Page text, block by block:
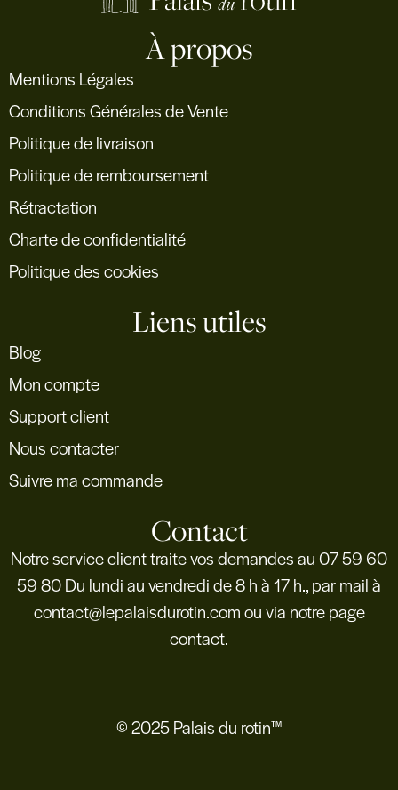
À propos
Mentions Légales
Conditions Générales de Vente
Politique de livraison
Politique de remboursement
Rétractation
Charte de confidentialité
Politique des cookies
Liens utiles
Blog
Mon compte
Support client
Nous contacter
Suivre ma commande
Contact
Notre service client traite vos demandes au 07 59 60
59 80 Du lundi au vendredi de 8 h à 17 h., par mail à
contact@lepalaisdurotin.com ou via notre page
contact.
© 2025 Palais du rotin™